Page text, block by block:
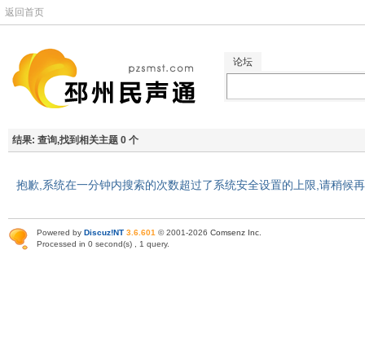
返回首页
论坛
结果: 查询,找到相关主题 0 个
抱歉,系统在一分钟内搜索的次数超过了系统安全设置的上限,请稍候
Powered by Discuz!NT 3.6.601 © 2001-2026 Comsenz Inc
Processed in 0 second(s) , 1 query.